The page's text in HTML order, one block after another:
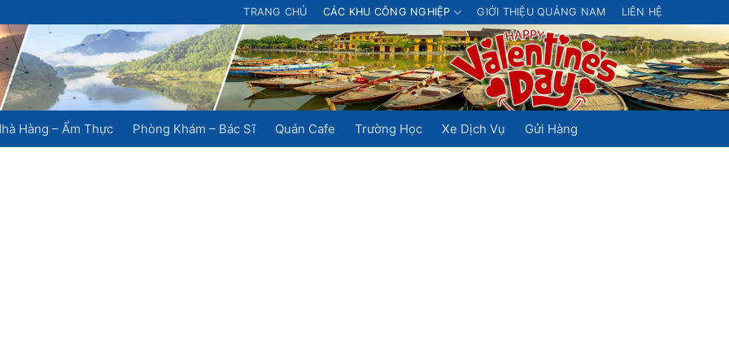
TRANG CHỦ CÁC KHU CÔNG NGHIỆP GIỚI THIỆU QUẢNG NAM LIÊN HỆ
Hàng – Ẩm Thực Phòng Khám – Bác Sĩ Quán Cafe Trường Học Xe Dịch Vụ Gửi Hàng